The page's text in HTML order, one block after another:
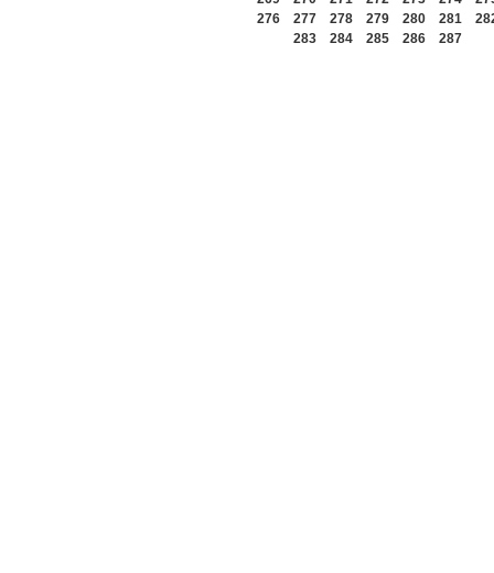
276
277 278 279 280 281
283
284 285 286 287